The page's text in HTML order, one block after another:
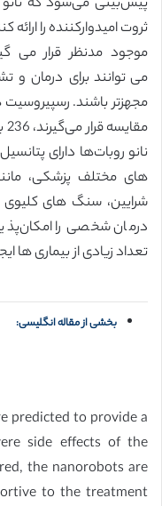
ثروت امیدوارکننده را
موجود مدنظر قرار می
می توانند برای درمان و
مجهزتر باشند. رسپیروسیت
نانو روبات‌ها دارای
های مختلف پزشکی،
شرایین، سنگ های کلیوی
درمان شخصی را امکان‌پذیر
تعداد زیادی از بیماری ها
بخشی از مقاله انگلیسی:
predicted to provide a
side effects of the
the nanorobots are
to the treatment